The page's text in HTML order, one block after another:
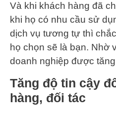
Và khi khách hàng đã
khi họ có nhu cầu sử
dịch vụ tương tự thì
họ chọn sẽ là bạn. Nhờ
doanh nghiệp được
Tăng độ tin cậy
hàng, đối tác